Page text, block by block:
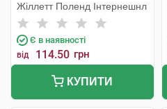
Жіллетт Поленд Інтернешнл
Є в наявності
від 114.50 грн
КУПИТИ